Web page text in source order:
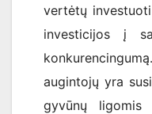
vertėtų
investicijos į
augintojų yra
gyvūnų